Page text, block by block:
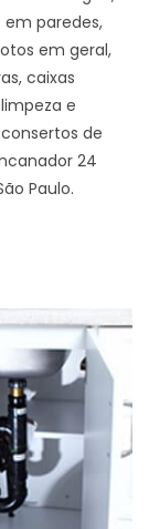
paredes,
em geral,
caixas
e
de
24
Paulo.